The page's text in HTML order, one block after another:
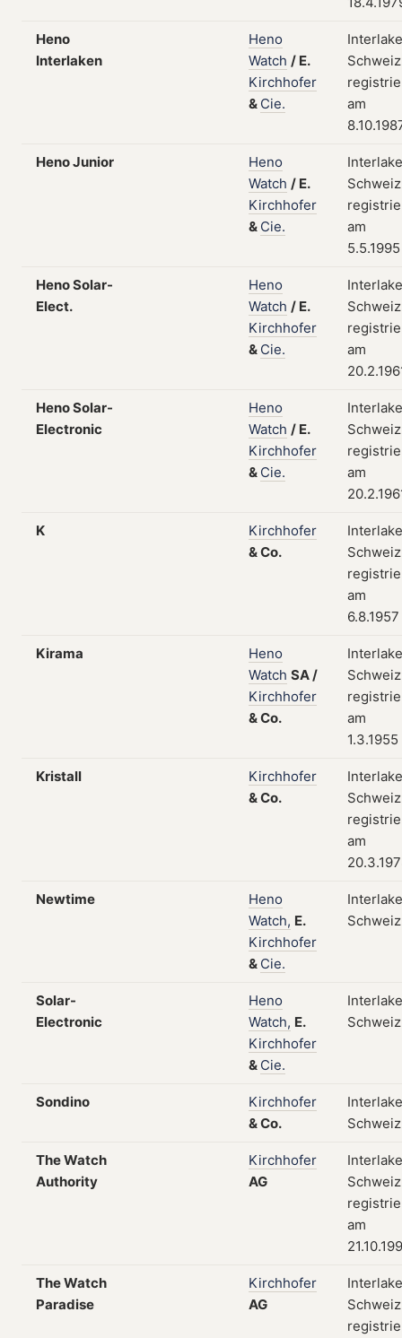
Heno
Interlaken
Heno
Watch / E.
Kirchhofer
& Cie.
am
Heno Junior
Heno
Watch / E.
Kirchhofer
& Cie.
am
5.5.1995
Heno Solar-
Elect.
Heno
Watch / E.
Kirchhofer
& Cie.
am
Heno Solar-
Electronic
Heno
Watch / E.
Kirchhofer
& Cie.
am
K
Kirchhofer
&Co.
am
6.8.1957
Kirama
Heno
Watch SA/
Kirchhofer
&Co.
am
1.3.1955
Kristall
Kirchhofer
&Co.
am
Newtime
Heno
Watch, E.
Kirchhofer
& Cie.
Schweiz
Solar-
Electronic
Heno
Watch, E.
Kirchhofer
& Cie.
Schweiz
Sondino
Kirchhofer
&Co.
Schweiz
The Watch
Authority
Kirchhofer
AG
am
The Watch
Paradise
Kirchhofer
AG